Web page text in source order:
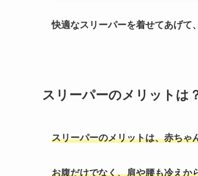
快適なスリーパーを着せてあげて
スリーパーのメリットは
スリーパーのメリットは、赤ちゃ
お腹だけでなく、肩や腰も冷えか